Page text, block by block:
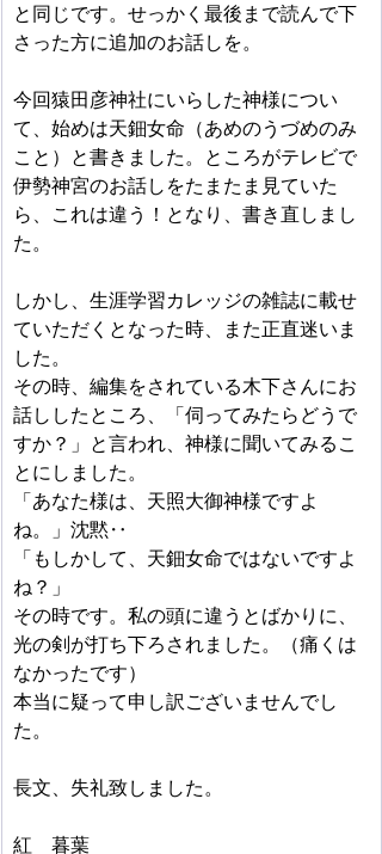
と同じです。せっかく最後まで読んで下
さった方に追加のお話しを。
今回猿田彦神社にいらした神様につい
て、始めは天鈿女命（あめのうづめのみ
こと）と書きました。ところがテレビで
伊勢神宮のお話しをたまたま見ていた
ら、これは違う！となり、書き直しまし
た。
しかし、生涯学習カレッジの雑誌に載せ
ていただくとなった時、また正直迷いま
した。
その時、編集をされている木下さんにお
話ししたところ、「伺ってみたらどうで
すか？」と言われ、神様に聞いてみるこ
とにしました。
「あなた様は、天照大御神様ですよ
ね。」沈黙‥
「もしかして、天鈿女命ではないですよ
ね？」
その時です。私の頭に違うとばかりに、
光の剣が打ち下ろされました。（痛くは
なかったです）
本当に疑って申し訳ございませんでし
た。
長文、失礼致しました。
紅　暮葉